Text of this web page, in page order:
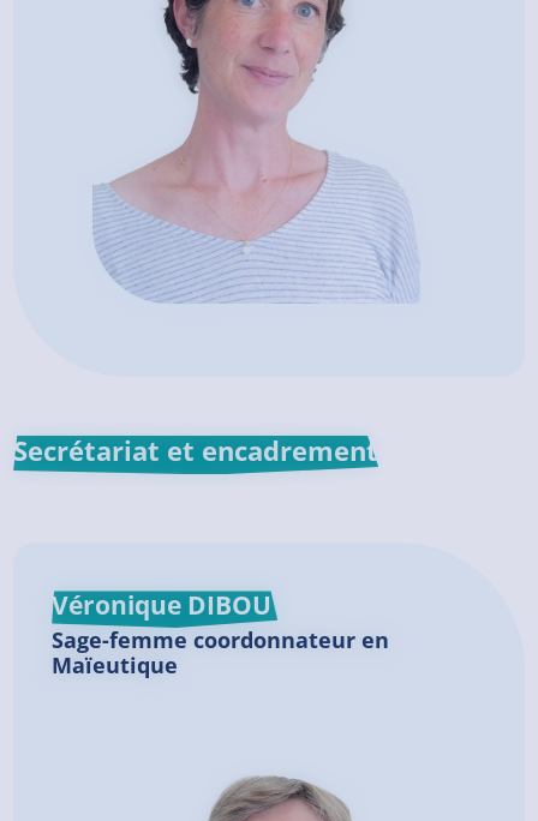
Secrétariat et encadrement
Véronique DIBOU
Sage-femme coordonnateur en
Maïeutique